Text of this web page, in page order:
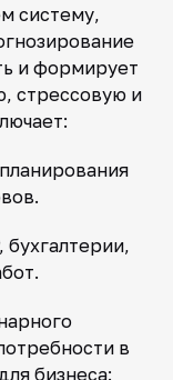
систему,
и формирует
стрессовую и
в
бизнеса: